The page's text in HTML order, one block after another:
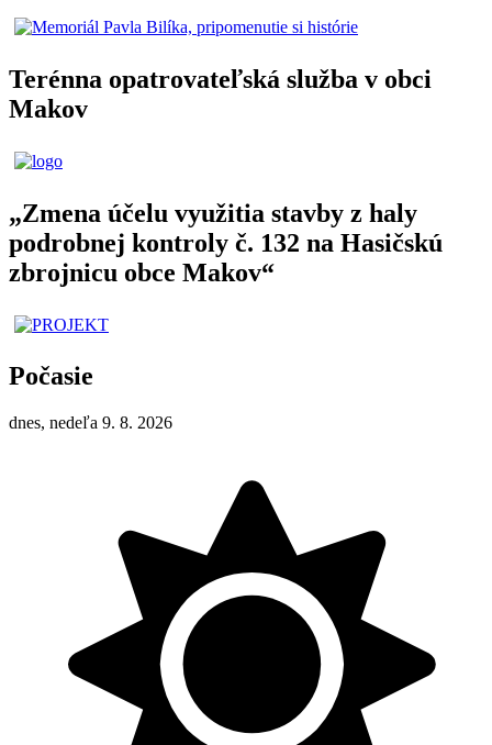
Terénna opatrovateľská služba v obci
Makov
„Zmena účelu využitia stavby z haly
podrobnej kontroly č. 132 na Hasičskú
zbrojnicu obce Makov“
Počasie
dnes, nedeľa 9. 8. 2026